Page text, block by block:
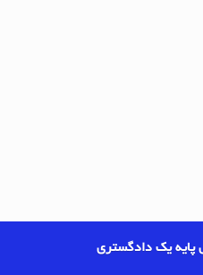
پایه یک دادگستری